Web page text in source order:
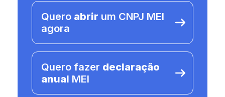
Quero abrir um CNPJ MEI
agora
Quero fazer declaração
anual MEI